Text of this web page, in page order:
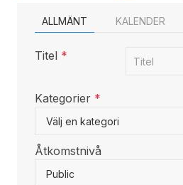
ALLMÄNT KALENDER
Titel *
Kategorier *
Select a Category to filter list
Välj en kategori
Åtkomstnivå
Public